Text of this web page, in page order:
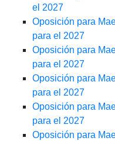
el 2027
Oposición para
para el 2027
Oposición para
para el 2027
Oposición para
para el 2027
Oposición para
para el 2027
Oposición para